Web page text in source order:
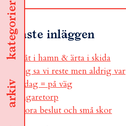
arkiv
kategorier
Senaste inläggen
båt i hamn & ärta i skida
jag sa vi reste men aldrig var
i dag = på väg
sågaretorp
stora beslut och små skor